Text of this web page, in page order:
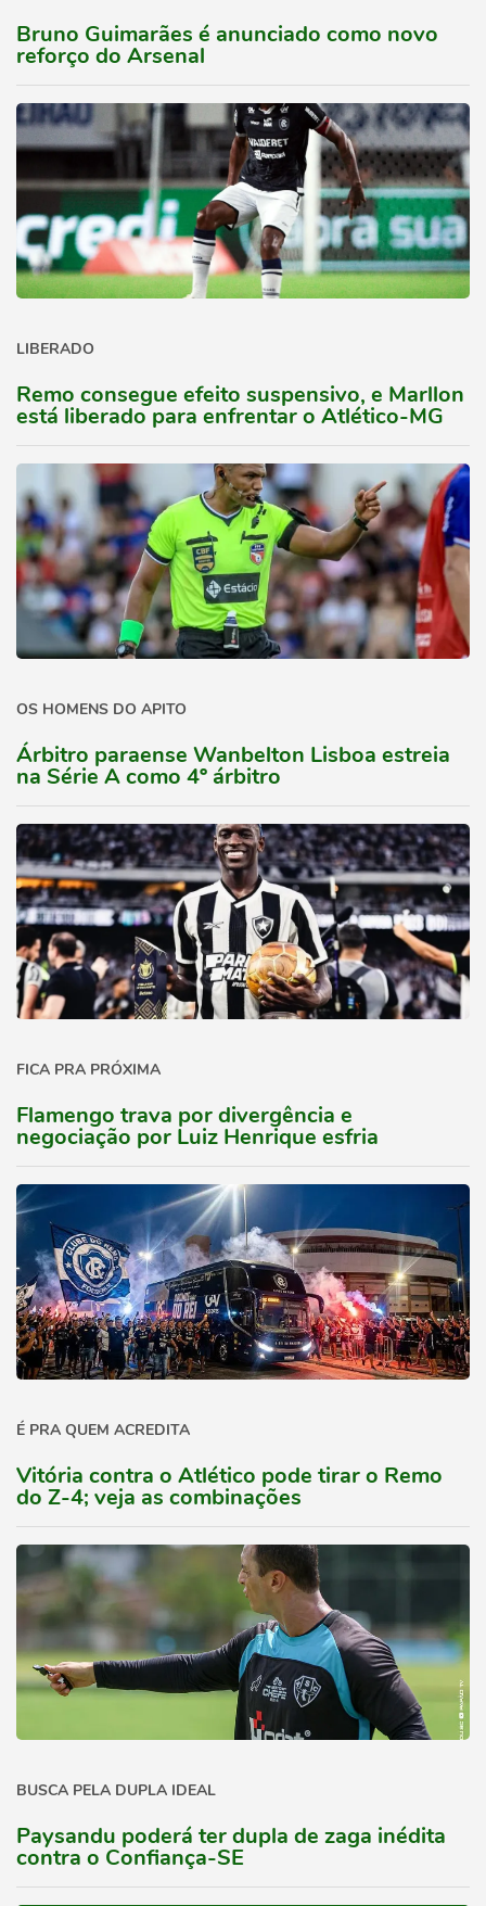
Bruno Guimarães é anunciado como novo
reforço do Arsenal
LIBERADO
Remo consegue efeito suspensivo, e Marllon
está liberado para enfrentar o Atlético-MG
OS HOMENS DO APITO
Árbitro paraense Wanbelton Lisboa estreia
na Série A como 4º árbitro
FICA PRA PRÓXIMA
Flamengo trava por divergência e
negociação por Luiz Henrique esfria
É PRA QUEM ACREDITA
Vitória contra o Atlético pode tirar o Remo
do Z-4; veja as combinações
BUSCA PELA DUPLA IDEAL
Paysandu poderá ter dupla de zaga inédita
contra o Confiança-SE